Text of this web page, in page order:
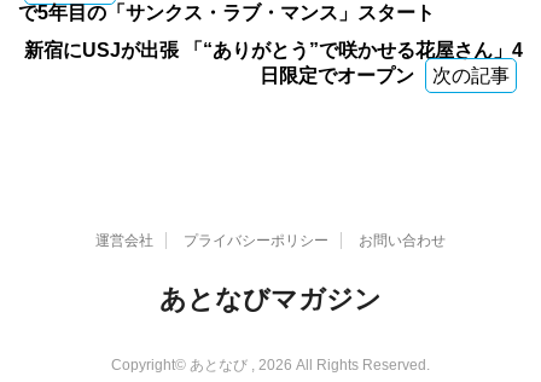
で5年目の「サンクス・ラブ・マンス」スタート
新宿にUSJが出張 「“ありがとう”で咲かせる花屋さん」4
日限定でオープン
次の記事
運営会社 プライバシーポリシー お問い合わせ
あとなびマガジン
Copyright© あとなび , 2026 All Rights Reserved.